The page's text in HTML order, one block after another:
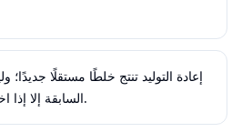
إعادة التوليد تنتج خلطًا مستقلًا
السابقة إلا إذا اخترت أدوات تراعي السجل.